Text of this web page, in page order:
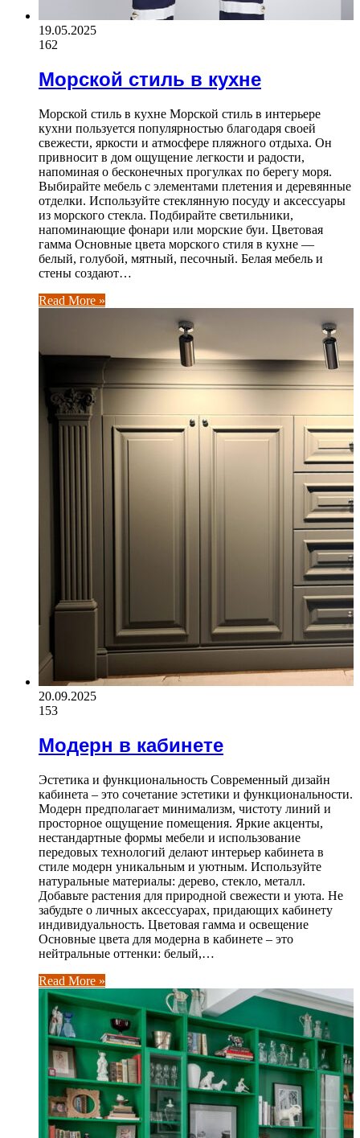
19.05.2025
162
Морской стиль в кухне
Морской стиль в кухне Морской стиль в интерьере
кухни пользуется популярностью благодаря своей
свежести, яркости и атмосфере пляжного отдыха. Он
привносит в дом ощущение легкости и радости,
напоминая о бесконечных прогулках по берегу моря.
Выбирайте мебель с элементами плетения и деревянные
отделки. Используйте стеклянную посуду и аксессуары
из морского стекла. Подбирайте светильники,
напоминающие фонари или морские буи. Цветовая
гамма Основные цвета морского стиля в кухне —
белый, голубой, мятный, песочный. Белая мебель и
стены создают…
Read More »
20.09.2025
153
Модерн в кабинете
Эстетика и функциональность Современный дизайн
кабинета – это сочетание эстетики и функциональности.
Модерн предполагает минимализм, чистоту линий и
просторное ощущение помещения. Яркие акценты,
нестандартные формы мебели и использование
передовых технологий делают интерьер кабинета в
стиле модерн уникальным и уютным. Используйте
натуральные материалы: дерево, стекло, металл.
Добавьте растения для природной свежести и уюта. Не
забудьте о личных аксессуарах, придающих кабинету
индивидуальность. Цветовая гамма и освещение
Основные цвета для модерна в кабинете – это
нейтральные оттенки: белый,…
Read More »